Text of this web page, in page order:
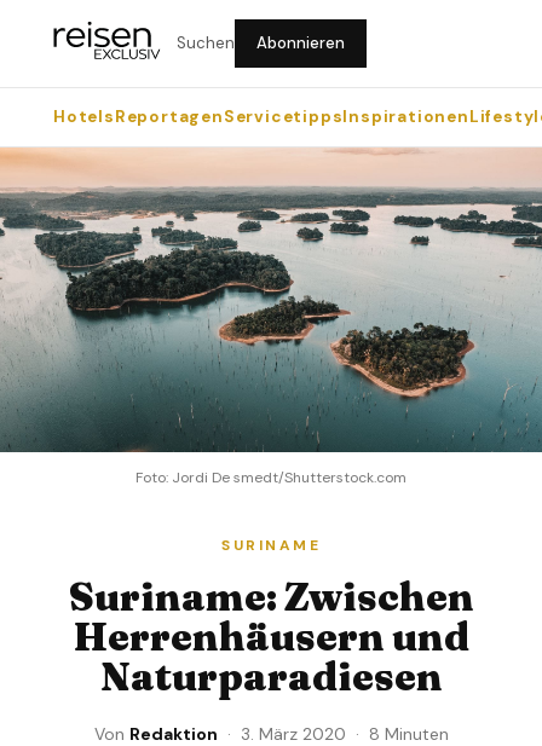
Suchen Abonnieren
HotelsReportagenServicetippsInspirationen
Foto: Jordi De smedt/Shutterstock.com
SURINAME
Suriname: Zwischen
Herrenhäusern und
Naturparadiesen
Von Redaktion · 3. März 2020 · 8 Minuten